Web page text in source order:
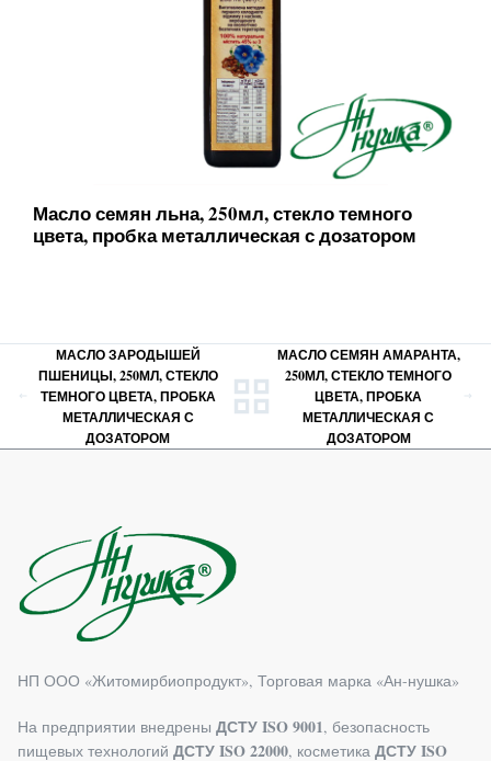
Масло семян льна, 250мл, стекло темного
цвета, пробка металлическая с дозатором
МАСЛО ЗАРОДЫШЕЙ
ПШЕНИЦЫ, 250МЛ, СТЕКЛО
ТЕМНОГО ЦВЕТА, ПРОБКА
МЕТАЛЛИЧЕСКАЯ С
ДОЗАТОРОМ
МАСЛО СЕМЯН АМАРАНТА,
250МЛ, СТЕКЛО ТЕМНОГО
ЦВЕТА, ПРОБКА
МЕТАЛЛИЧЕСКАЯ С
ДОЗАТОРОМ
НП ООО «Житомирбиопродукт», Торговая марка «Ан-нушка»
На предприятии внедрены ДСТУ ISO 9001, безопасность
пищевых технологий ДСТУ ISO 22000, косметика ДСТУ ISO